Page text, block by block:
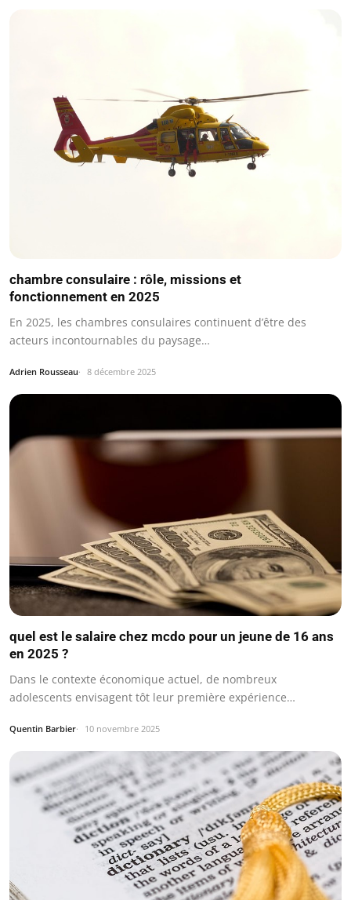
chambre consulaire : rôle, missions et
fonctionnement en 2025
En 2025, les chambres consulaires continuent d’être des
acteurs incontournables du paysage…
Adrien Rousseau 8 décembre 2025
quel est le salaire chez mcdo pour un jeune de 16 ans
en 2025 ?
Dans le contexte économique actuel, de nombreux
adolescents envisagent tôt leur première expérience…
Quentin Barbier 10 novembre 2025